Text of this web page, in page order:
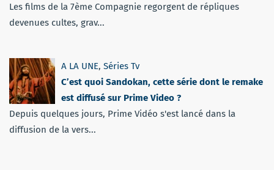
Les films de la 7ème Compagnie regorgent de répliques
devenues cultes, grav...
A LA UNE, Séries Tv
C’est quoi Sandokan, cette série dont le remake
est diffusé sur Prime Video ?
Depuis quelques jours, Prime Vidéo s'est lancé dans la
diffusion de la vers...